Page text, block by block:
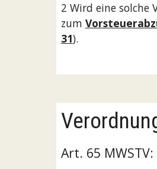
2 Wird eine solche
zum
31).
Art. 65